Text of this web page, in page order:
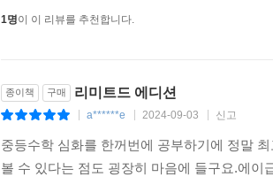
1명이 이 리뷰를 추천합니다.
종이책 구매 리미트드 에디션
a******e 2024-09-03 신고
중등수학 심화를 한꺼번에 공부하기에 정말
볼 수 있다는 점도 굉장히 마음에 들구요.에